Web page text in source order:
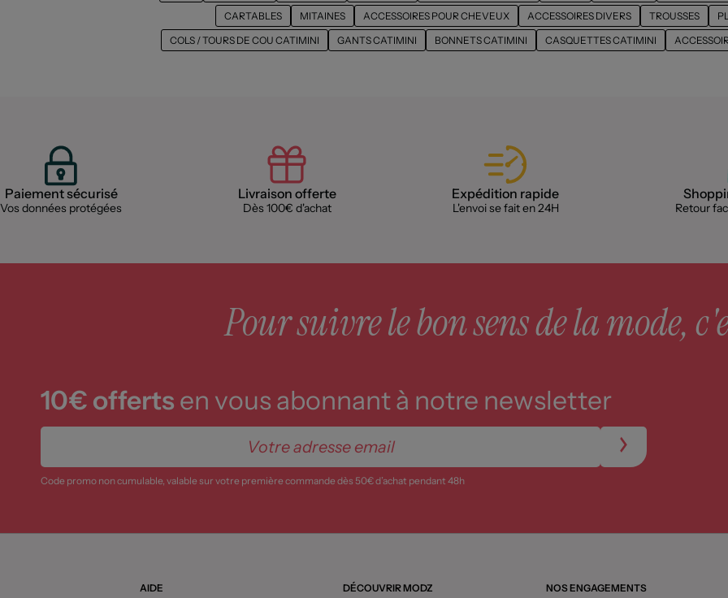
CARTABLES
MITAINES ACCESSOIRES POUR CHEVEUX ACCESSOIRES DIVERS TROUSSES
COLS / TOURS DE COU CATIMINI
GANTS CATIMINI BONNETS CATIMINI CASQUETTES CATIMINI
Paiement sécurisé
Vos données protégées
Livraison offerte
Dès 100€ d'achat
Expédition rapide
L'envoi se fait en 24H Retour
Pour suivre le bon sens de la mode,
10€ offerts en vous abonnant à notre newsletter
Code promo non cumulable, valable sur votre première commande dès 50€ d’achat pendant 48h
AIDE DÉCOUVRIR MODZ NOS ENGAGEMENTS